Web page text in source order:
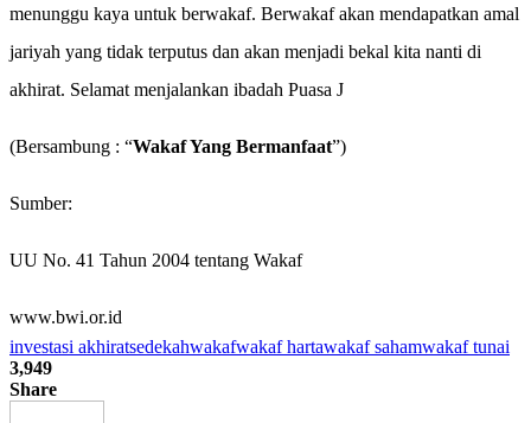
menunggu kaya untuk berwakaf. Berwakaf akan mendapatkan amal
jariyah yang tidak terputus dan akan menjadi bekal kita nanti di
akhirat. Selamat menjalankan ibadah Puasa J
(Bersambung : “Wakaf Yang Bermanfaat”)
Sumber:
UU No. 41 Tahun 2004 tentang Wakaf
www.bwi.or.id
investasi akhiratsedekahwakafwakaf hartawakaf sahamwakaf tunai
3,949
Share